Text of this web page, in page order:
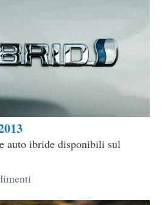
auto ibride disponibili sul